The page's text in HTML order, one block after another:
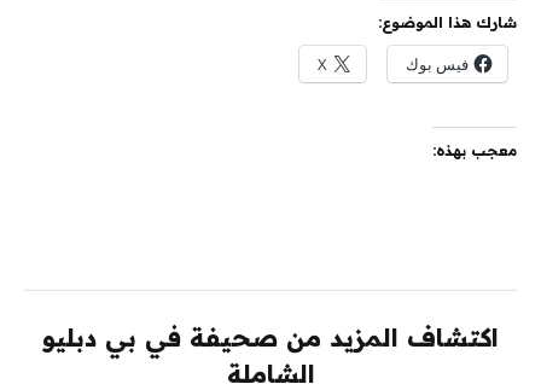
شارك هذا الموضوع:
فيس بوك X
معجب بهذه:
اكتشاف المزيد من صحيفة في بي دبليو
الشاملة